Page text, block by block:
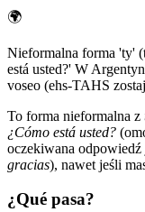
🌍
Nieformalna forma 'ty'
está usted?' W
voseo (ehs-TAHS
To forma nieformalna z
¿Cómo está usted?
oczekiwana
gracias), nawet jeśli
¿Qué pasa?